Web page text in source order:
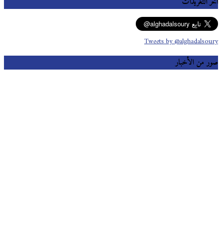
Tweets by @alghadalsoury
صور من الأخبار